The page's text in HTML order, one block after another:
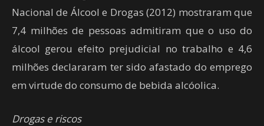
Nacional de Álcool e Drogas (2012) mostraram que
7,4 milhões de pessoas admitiram que o uso do
álcool gerou efeito prejudicial no trabalho e 4,6
milhões declararam ter sido afastado do emprego
em virtude do consumo de bebida alcóolica.
Drogas e riscos